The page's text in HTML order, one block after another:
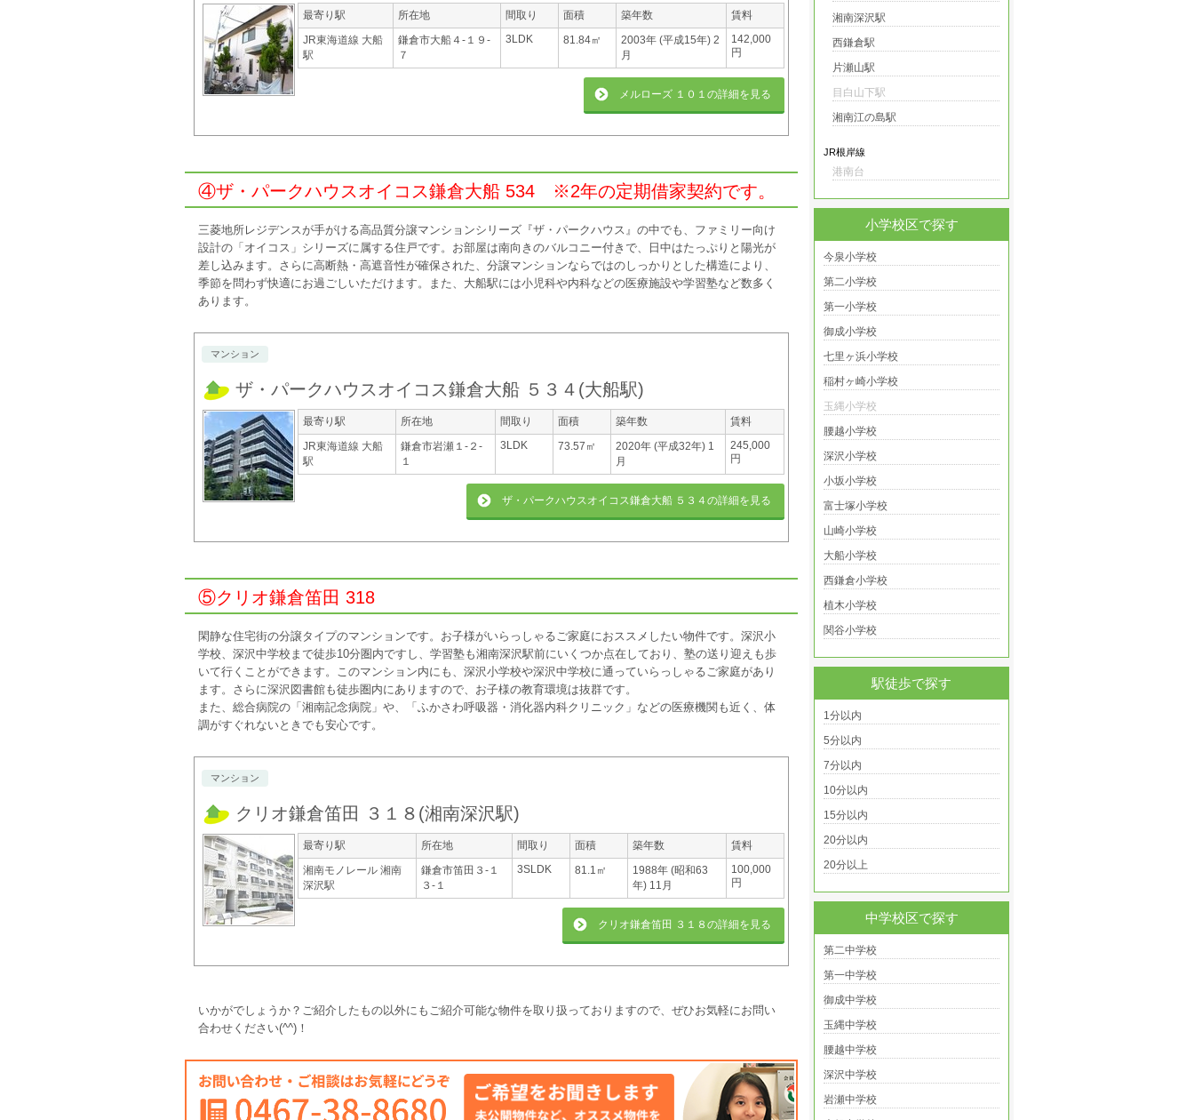
最寄り駅
JR東海道線 大船
駅
所在地
鎌倉市大船４-１９-
７
間取り
3LDK
面積
81.84㎡
築年数
2003年 (平成15年) 2
月
賃料
142,000
円
メルローズ １０１ の詳細を見る
④ザ・パークハウスオイコス鎌倉大船 534 ※2年の定期借家契約です。
三菱地所レジデンスが手がける高品質分譲マンションシリーズ『ザ・パークハウス』の中でも、ファミリー向け
設計の「オイコス」シリーズに属する住戸です。お部屋は南向きのバルコニー付きで、日中はたっぷりと陽光が
差し込みます。さらに高断熱・高遮音性が確保された、分譲マンションならではのしっかりとした構造により、
季節を問わず快適にお過ごしいただけます。また、大船駅には小児科や内科などの医療施設や学習塾など数多く
あります。
マンション
ザ・パークハウスオイコス鎌倉大船 ５３４ (大船駅)
最寄り駅
JR東海道線 大船
駅
所在地
鎌倉市岩瀬１-２-
１
間取り
3LDK
面積
73.57㎡
築年数
2020年 (平成32年) 1
月
賃料
245,000
円
ザ・パークハウスオイコス鎌倉大船 ５３４ の詳細を見る
⑤クリオ鎌倉笛田 318
閑静な住宅街の分譲タイプのマンションです。お子様がいらっしゃるご家庭におススメしたい物件です。深沢小
学校、深沢中学校まで徒歩10分圏内ですし、学習塾も湘南深沢駅前にいくつか点在しており、塾の送り迎えも歩
いて行くことができます。このマンション内にも、深沢小学校や深沢中学校に通っていらっしゃるご家庭があり
ます。さらに深沢図書館も徒歩圏内にありますので、お子様の教育環境は抜群です。
また、総合病院の「湘南記念病院」や、「ふかさわ呼吸器・消化器内科クリニック」などの医療機関も近く、体
調がすぐれないときでも安心です。
マンション
クリオ鎌倉笛田 ３１８ (湘南深沢駅)
最寄り駅
湘南モノレール 湘南
深沢駅
所在地
鎌倉市笛田３-１
３-１
間取り
3SLDK
面積
81.1㎡
築年数
1988年 (昭和63
年) 11月
賃料
100,000
円
クリオ鎌倉笛田 ３１８ の詳細を見る
いかがでしょうか？ご紹介したもの以外にもご紹介可能な物件を取り扱っておりますので、ぜひお気軽にお問い
合わせください(^^)！
湘南深沢駅
西鎌倉駅
片瀬山駅
目白山下駅
湘南江の島駅
JR根岸線
港南台
小学校区で探す
今泉小学校
第二小学校
第一小学校
御成小学校
七里ヶ浜小学校
稲村ヶ崎小学校
玉縄小学校
腰越小学校
深沢小学校
小坂小学校
富士塚小学校
山崎小学校
大船小学校
西鎌倉小学校
植木小学校
関谷小学校
駅徒歩で探す
1分以内
5分以内
7分以内
10分以内
15分以内
20分以内
20分以上
中学校区で探す
第二中学校
第一中学校
御成中学校
玉縄中学校
腰越中学校
深沢中学校
岩瀬中学校